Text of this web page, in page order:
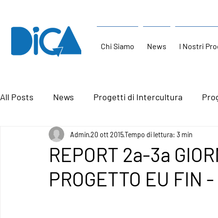
Chi Siamo News I Nostri
All Posts News Progetti di Intercultura
REPORT 2a-3a
PROGETTO EU FIN
Admin20 ott 2015Tempo di lettura: 3 min